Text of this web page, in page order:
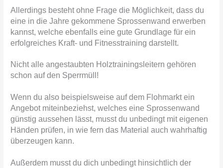
Allerdings besteht ohne Frage die Möglichkeit, dass du
eine in die Jahre gekommene Sprossenwand erwerben
kannst, welche ebenfalls eine gute Grundlage für ein
erfolgreiches Kraft- und Fitnesstraining darstellt.
Nicht alle angestaubten Holztrainingsleitern gehören
schon auf den Sperrmüll!
Wenn du also beispielsweise auf dem Flohmarkt ein
Angebot miteinbeziehst, welches eine Sprossenwand
günstig aussehen lässt, musst du unbedingt mit eigenen
Händen prüfen, in wie fern das Material auch wahrhaftig
überzeugen kann.
Außerdem musst du dich unbedingt hinsichtlich der